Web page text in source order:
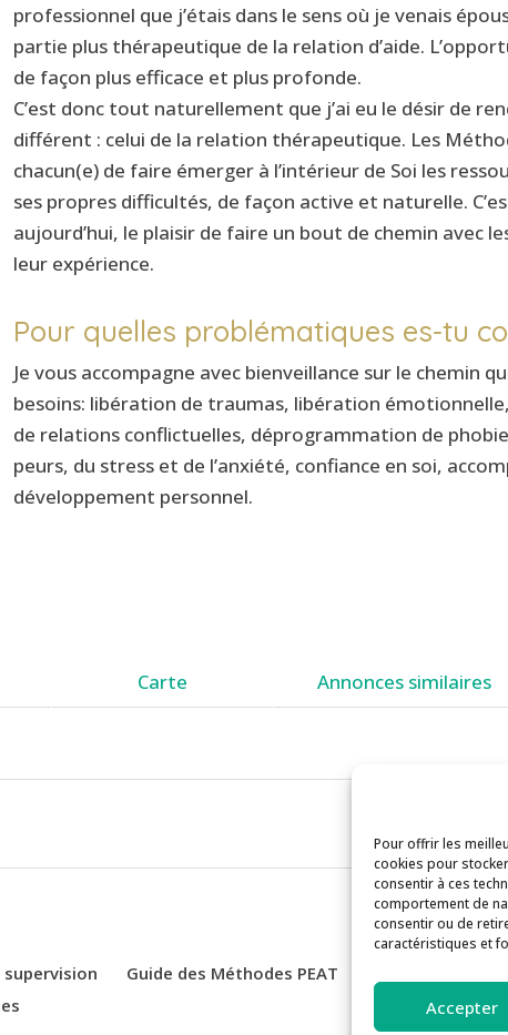
Pour offrir les
cookies pour
consentir à ces
comportement de
consentir ou de
caractéristiques et
Accepter
professionnel que j’étais dans le sens où je venais
partie plus thérapeutique de la relation d’aide.
de façon plus efficace et plus profonde.
C’est donc tout naturellement que j’ai eu le désir de
différent : celui de la relation thérapeutique. Les
chacun(e) de faire émerger à l’intérieur de Soi les
ses propres difficultés, de façon active et naturelle.
aujourd’hui, le plaisir de faire un bout de chemin avec
leur expérience.
Pour quelles problématiques es-tu
Je vous accompagne avec bienveillance sur le chemin
besoins: libération de traumas, libération
de relations conflictuelles, déprogrammation de
peurs, du stress et de l’anxiété, confiance en soi,
développement personnel.
Carte Annonces similaires
supervision Guide des Méthodes PEAT